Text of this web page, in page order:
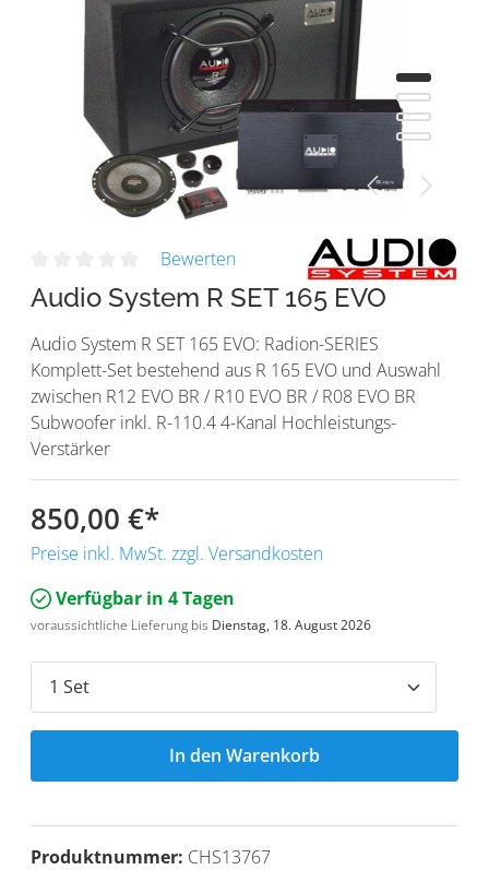
Bewerten
Audio System R SET 165 EVO
Audio System R SET 165 EVO: Radion-SERIES
Komplett-Set bestehend aus R 165 EVO und Auswahl
zwischen R12 EVO BR / R10 EVO BR / R08 EVO BR
Subwoofer inkl. R-110.4 4-Kanal Hochleistungs-
Verstärker
850,00 €*
Preise inkl. MwSt. zzgl. Versandkosten
Verfügbar in 4 Tagen
voraussichtliche Lieferung bis Dienstag, 18. August 2026
In den Warenkorb
Produktnummer: CHS13767